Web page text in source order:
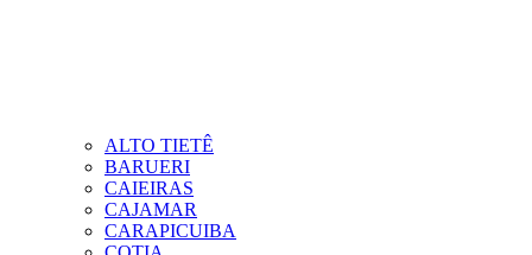
ALTO TIETÊ
BARUERI
CAIEIRAS
CAJAMAR
CARAPICUIBA